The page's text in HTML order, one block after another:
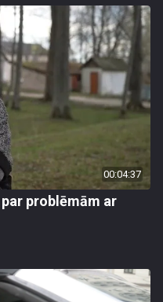
00:04:37
problēmām ar